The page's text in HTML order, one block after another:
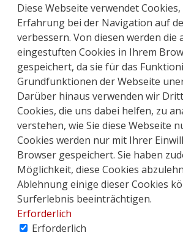
Diese Webseite verwendet
Erfahrung bei der Navigation auf
verbessern. Von diesen werden die
eingestuften Cookies in Ihrem
gespeichert, da sie für das
Grundfunktionen der Webseite
Darüber hinaus verwenden wir
Cookies, die uns dabei helfen, zu
verstehen, wie Sie diese Webseite
Cookies werden nur mit Ihrer
Browser gespeichert. Sie haben
Möglichkeit, diese Cookies
Ablehnung einige dieser Cookies
Surferlebnis beeinträchtigen.
Erforderlich
Erforderlich